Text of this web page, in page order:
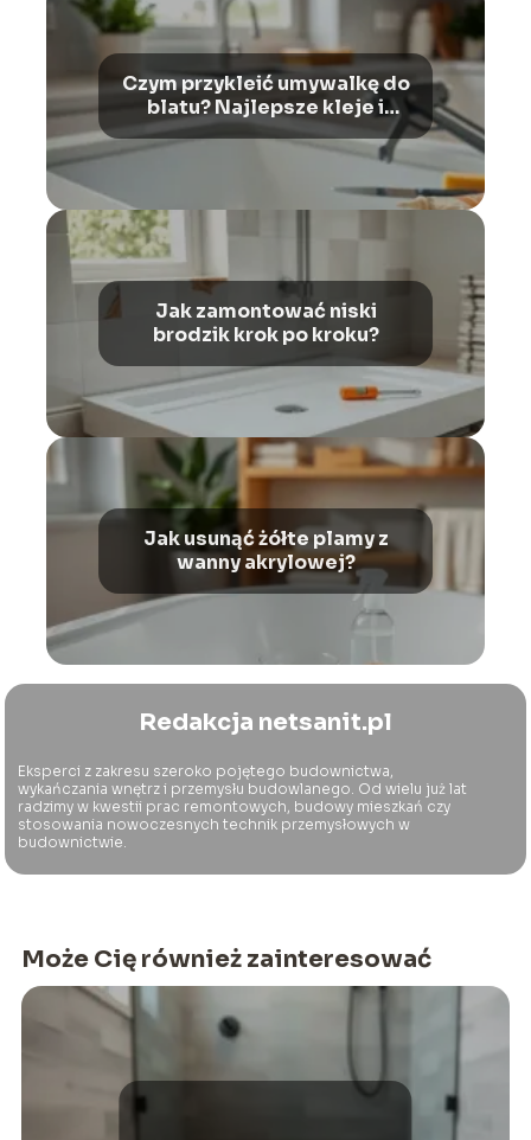
Czym przykleić umywalkę do
blatu? Najlepsze kleje i
uszczelniacze
Jak zamontować niski
brodzik krok po kroku?
Jak usunąć żółte plamy z
wanny akrylowej?
Redakcja netsanit.pl
Eksperci z zakresu szeroko pojętego budownictwa,
wykańczania wnętrz i przemysłu budowlanego. Od wielu już lat
radzimy w kwestii prac remontowych, budowy mieszkań czy
stosowania nowoczesnych technik przemysłowych w
budownictwie.
Może Cię również zainteresować